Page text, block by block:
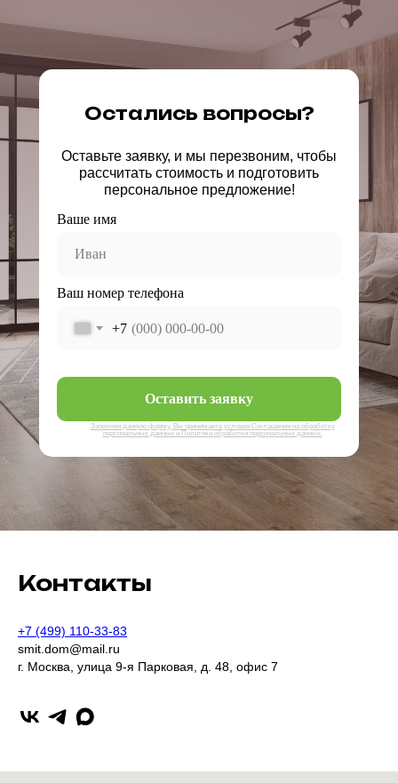
Остались вопросы?
Оставьте заявку, и мы перезвоним, чтобы
рассчитать стоимость и подготовить
персональное предложение!
Ваше имя
Ваш номер телефона
+7
Оставить заявку
Заполняя данную форму, Вы принимаете условия Соглашения на обработку
персональных данных и Политики обработки персональных данных.
Контакты
+7 (499) 110-33-83
smit.dom@mail.ru
г. Москва, улица 9-я Парковая, д. 48, офис 7